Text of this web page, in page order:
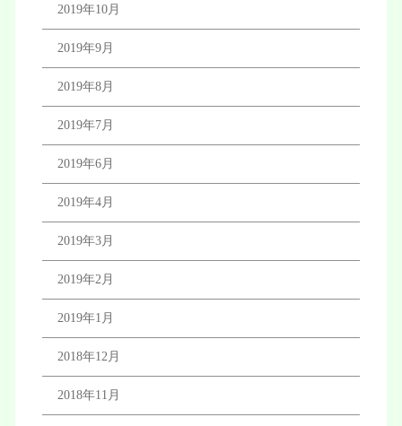
2019年10月
2019年9月
2019年8月
2019年7月
2019年6月
2019年4月
2019年3月
2019年2月
2019年1月
2018年12月
2018年11月